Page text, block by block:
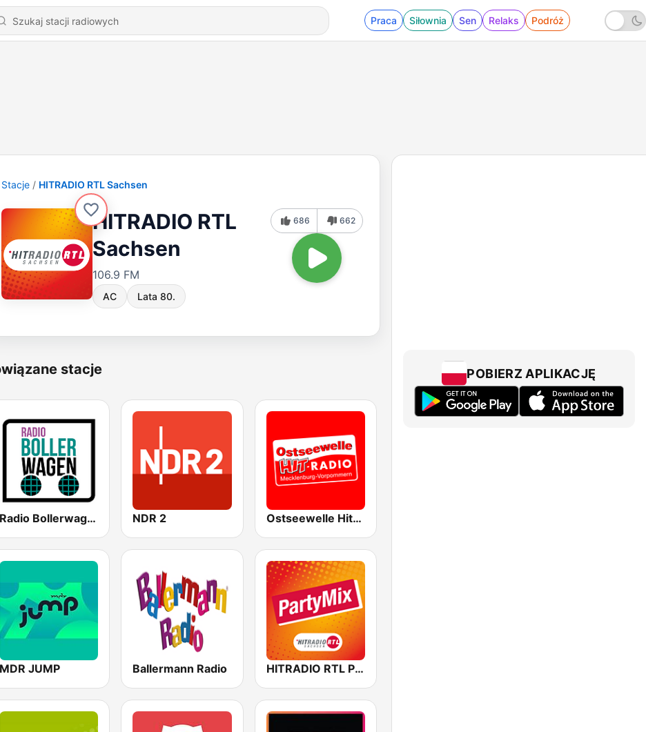
Praca Siłownia Sen Relaks Podróż
Stacje HITRADIO RTL Sachsen
HITRADIO RTL
Sachsen
106.9 FM
AC Lata 80.
686 662
stacje
Radio Bollerwagen NDR 2 Ostseewelle Hit-Radio 105.6
MDR JUMP Ballermann Radio HITRADIO RTL PartyMix
POBIERZ APLIKACJĘ